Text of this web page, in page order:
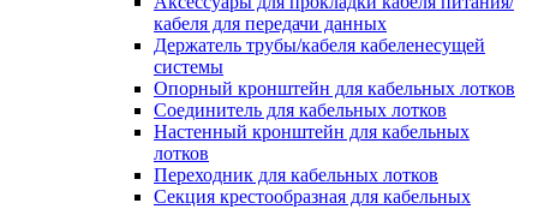
кабеля для передачи данных
Держатель трубы/кабеля кабеленесущей
системы
Опорный кронштейн для кабельных лотков
Соединитель для кабельных лотков
Настенный кронштейн для кабельных
лотков
Переходник для кабельных лотков
Секция крестообразная для кабельных